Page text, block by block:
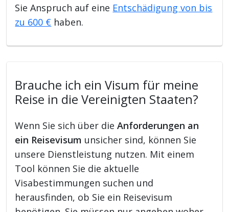
Sie Anspruch auf eine Entschädigung von bis
zu 600 € haben.
Brauche ich ein Visum für meine
Reise in die Vereinigten Staaten?
Wenn Sie sich über dieAnforderungen an
ein Reisevisum unsicher sind, können Sie
unsere Dienstleistung nutzen. Mit einem
Tool können Sie die aktuelle
Visabestimmungen suchen und
herausfinden, ob Sie ein Reisevisum